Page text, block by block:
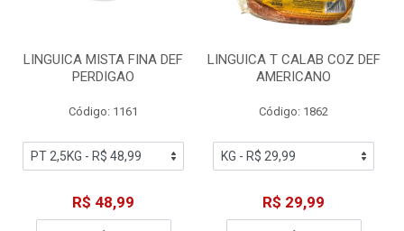
LINGUICA MISTA FINA DEF
PERDIGAO
Código: 1161
R$ 48,99
LINGUICA T CALAB COZ DEF
AMERICANO
Código: 1862
R$ 29,99